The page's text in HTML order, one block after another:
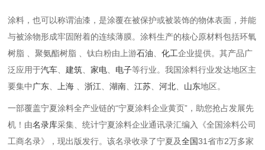
涂料，也可以称谓油漆，是涂覆在被保护或被装饰的物体表面，并能
与被涂物形成牢固附着的连续薄膜。涂料生产的核心原材料包括环氧
树脂 、聚氨酯树脂 、钛白粉由上游石油 、化工企业提供。其产品广
泛应用于汽车 、建筑 、家电 电子等行业。我国涂料行业发达地区主
要集中 广东 上海 、浙江 、湖南 、江苏 、河北 山东地区。
一部覆盖宁夏涂料全产业链的“宁夏涂料企业黄页”，助您抢占发展先
机！由名录库采集、统计宁夏涂料企业通讯录汇编入《全国涂料公司
工商名录》，现出版发行。该名录收录了宁夏及全国31省市2万多家